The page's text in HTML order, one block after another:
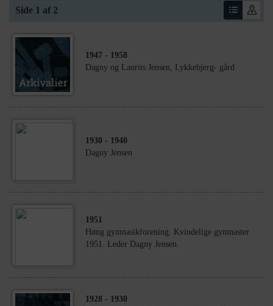
Side 1 af 2
1947 - 1958
Dagny og Laurits Jensen, Lykkebjerg- gård
1930 - 1940
Dagny Jensen
1951
Høng gymnasikforening. Kvindelige gymnaster
1951. Leder Dagny Jensen.
1928 - 1930